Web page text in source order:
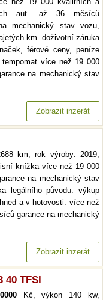
aut. až 36 měsíců
mechanický stav vozu,
km. doživotní záruka
férové ceny, peníze
více než 19 000
na mechanický stav
Zobrazit inzerát
km, rok výroby: 2019,
knížka více než 19 000
na mechanický stav
legálního původu. výkup
a v hotovosti. více než
garance na mechanický
Zobrazit inzerát
40 TFSI
Kč, výkon 140 kw,